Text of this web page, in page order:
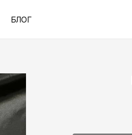
БЛОГ